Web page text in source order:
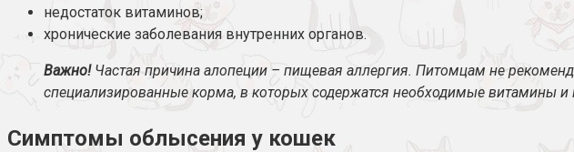
недостаток витаминов;
хронические заболевания внутренних органов.
Важно!Частая причина алопеции – пищевая аллергия. Питомцам не
специализированные корма, в которых содержатся необходимые витамины
Симптомы облысения у кошек